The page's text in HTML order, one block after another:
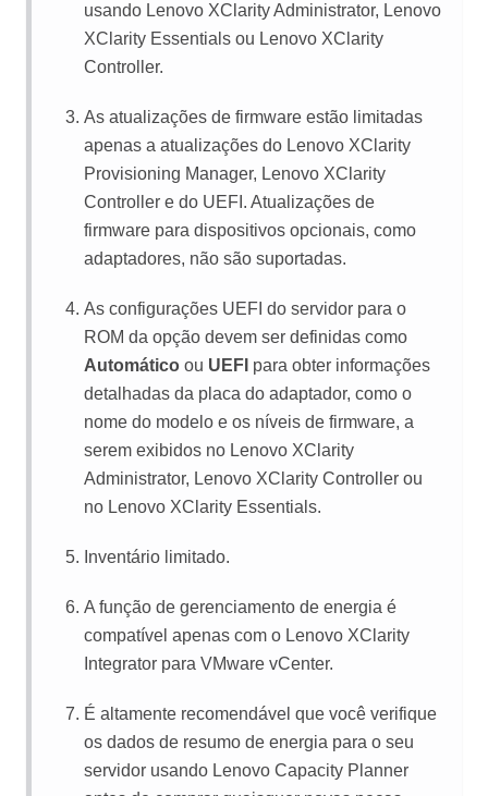
usando Lenovo XClarity Administrator, Lenovo
XClarity Essentials ou Lenovo XClarity
Controller.
As atualizações de firmware estão limitadas
apenas a atualizações do Lenovo XClarity
Provisioning Manager, Lenovo XClarity
Controller e do UEFI. Atualizações de
firmware para dispositivos opcionais, como
adaptadores, não são suportadas.
As configurações UEFI do servidor para o
ROM da opção devem ser definidas como
Automático ou UEFI para obter informações
detalhadas da placa do adaptador, como o
nome do modelo e os níveis de firmware, a
serem exibidos no Lenovo XClarity
Administrator, Lenovo XClarity Controller ou
no Lenovo XClarity Essentials.
Inventário limitado.
A função de gerenciamento de energia é
compatível apenas com o Lenovo XClarity
Integrator para VMware vCenter.
É altamente recomendável que você verifique
os dados de resumo de energia para o seu
servidor usando Lenovo Capacity Planner